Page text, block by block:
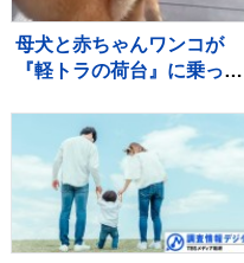
母犬と赤ちゃんワンコが
『軽トラの荷台』に乗った
『尊すぎる警備』が217万
再生「可愛いの渋滞」「た
まらない景色」